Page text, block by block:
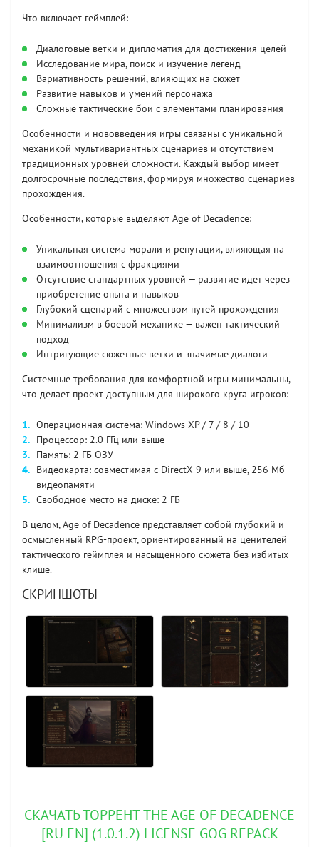
Что включает геймплей:
Диалоговые ветки и дипломатия для достижения целей
Исследование мира, поиск и изучение легенд
Вариативность решений, влияющих на сюжет
Развитие навыков и умений персонажа
Сложные тактические бои с элементами планирования
Особенности и нововведения игры связаны с уникальной
механикой мультивариантных сценариев и отсутствием
традиционных уровней сложности. Каждый выбор имеет
долгосрочные последствия, формируя множество сценариев
прохождения.
Особенности, которые выделяют Age of Decadence:
Уникальная система морали и репутации, влияющая на
взаимоотношения с фракциями
Отсутствие стандартных уровней — развитие идет через
приобретение опыта и навыков
Глубокий сценарий с множеством путей прохождения
Минимализм в боевой механике — важен тактический
подход
Интригующие сюжетные ветки и значимые диалоги
Системные требования для комфортной игры минимальны,
что делает проект доступным для широкого круга игроков:
Операционная система: Windows XP / 7 / 8 / 10
Процессор: 2.0 ГГц или выше
Память: 2 ГБ ОЗУ
Видеокарта: совместимая с DirectX 9 или выше, 256 Мб
видеопамяти
Свободное место на диске: 2 ГБ
В целом, Age of Decadence представляет собой глубокий и
осмысленный RPG-проект, ориентированный на ценителей
тактического геймплея и насыщенного сюжета без избитых
клише.
СКРИНШОТЫ
СКАЧАТЬ ТОРРЕНТ THE AGE OF DECADENCE
[RU EN] (1.0.1.2) LICENSE GOG REPACK